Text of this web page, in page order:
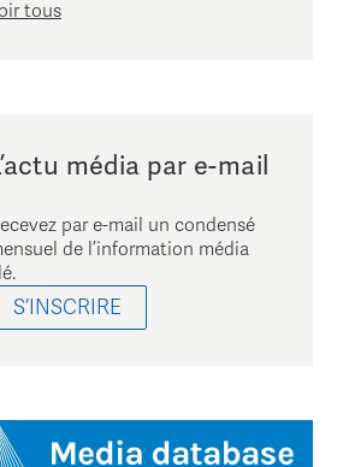
tous
média par e-mail
par e-mail un condensé
de l’information média
S’INSCRIRE